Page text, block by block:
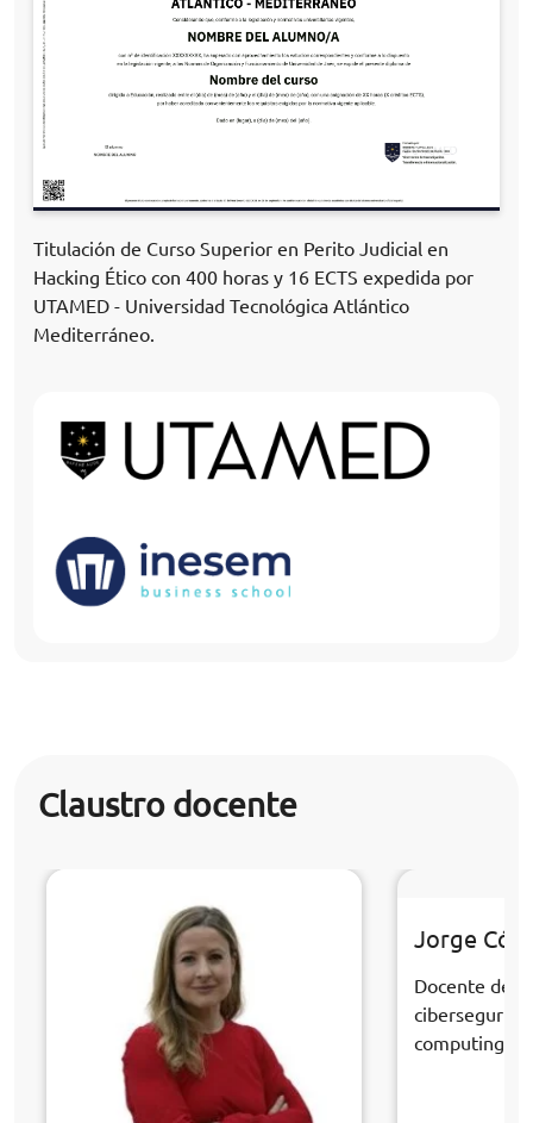
Titulación de Curso Superior en Perito Judicial en
Hacking Ético con 400 horas y 16 ECTS expedida por
UTAMED - Universidad Tecnológica Atlántico
Mediterráneo.
Claustro docente
Jorge
Docente de
computing